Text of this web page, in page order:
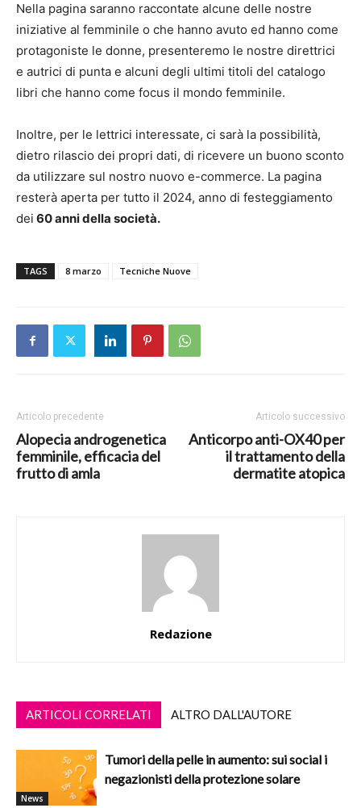
Nella pagina saranno raccontate alcune delle nostre
iniziative al femminile o che hanno avuto ed hanno come
protagoniste le donne, presenteremo le nostre direttrici
e autrici di punta e alcuni degli ultimi titoli del catalogo
libri che hanno come focus il mondo femminile.
Inoltre, per le lettrici interessate, ci sarà la possibilità,
dietro rilascio dei propri dati, di ricevere un buono sconto
da utilizzare sul nostro nuovo e-commerce. La pagina
resterà aperta per tutto il 2024, anno di festeggiamento
dei 60 anni della società.
TAGS 8 marzo Tecniche Nuove
Articolo precedente
Alopecia androgenetica
femminile, efficacia del
frutto di amla
Articolo successivo
Anticorpo anti-OX40 per
il trattamento della
dermatite atopica
Redazione
ARTICOLI CORRELATI ALTRO DALL'AUTORE
News
Tumori della pelle in aumento: sui social i
negazionisti della protezione solare